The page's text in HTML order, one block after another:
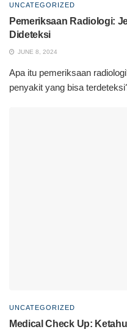
UNCATEGORIZED
Pemeriksaan Radiologi:
Dideteksi
JUNE 8, 2024
Apa itu pemeriksaan
penyakit yang bisa
UNCATEGORIZED
Medical Check Up: